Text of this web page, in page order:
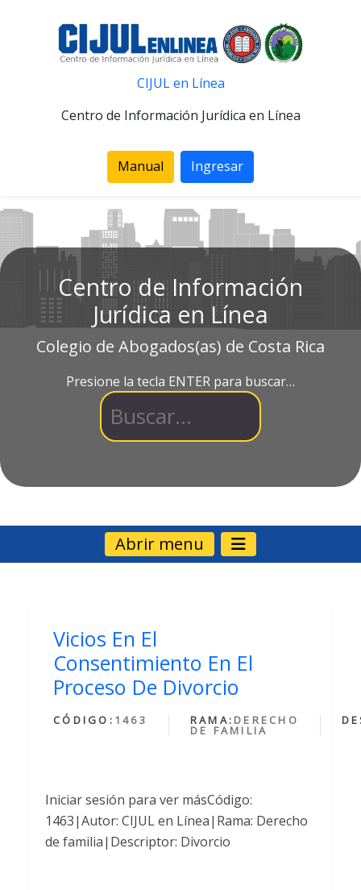
CIJUL en Línea
Centro de Información Jurídica en Línea
Manual Ingresar
Centro de Información
Jurídica en Línea
Colegio de Abogados(as) de Costa Rica
Presione la tecla ENTER para buscar…
Abrir menu
Vicios En El
Consentimiento En El
Proceso De Divorcio
CÓDIGO: 1463 RAMA: DERECHO
DE FAMILIA
Iniciar sesión para ver másCódigo:
1463|Autor: CIJUL en Línea|Rama: Derecho
de familia|Descriptor: Divorcio